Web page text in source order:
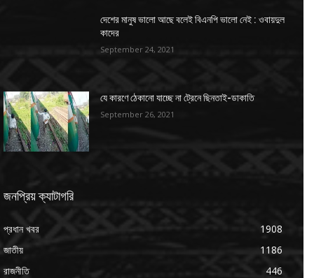
দেশের মানুষ ভালো আছে বলেই বিএনপি ভালো নেই : ওবায়দুল
কাদের
September 24, 2021
যে কারণে ঠেকানো যাচ্ছে না ট্রেনে ছিনতাই-ডাকাতি
September 26, 2021
জনপ্রিয় ক্যাটাগরি
প্রধান খবর
1908
জাতীয়
1186
রাজনীতি
446